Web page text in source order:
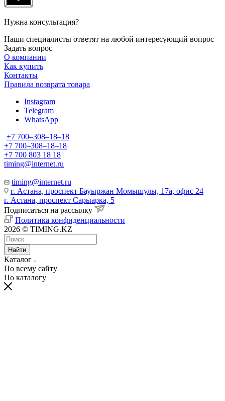
Нужна консультация?
Наши специалисты ответят на любой интересующий вопрос
Задать вопрос
О компании
Как купить
Контакты
Правила возврата товара
Instagram
Telegram
WhatsApp
+7 700‒308‒18‒18
+7 700‒308‒18‒18
+7 700 803 18 18
timing@internet.ru
timing@internet.ru
г. Астана, проспект Бауыржан Момышулы, 17а, офис 24
г. Астана, проспект Сарыарка, 5
Подписаться на рассылку
Политика конфиденциальности
2026 © TIMING.KZ
Найти
Каталог
По всему сайту
По каталогу